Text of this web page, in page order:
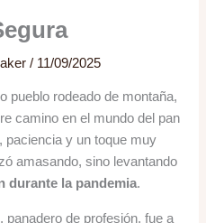
/ 11/09/2025
pueblo rodeado de montaña,
camino en el mundo del pan
paciencia y un toque muy
amasando, sino levantando
durante la pandemia.
, panadero de profesión, fue a